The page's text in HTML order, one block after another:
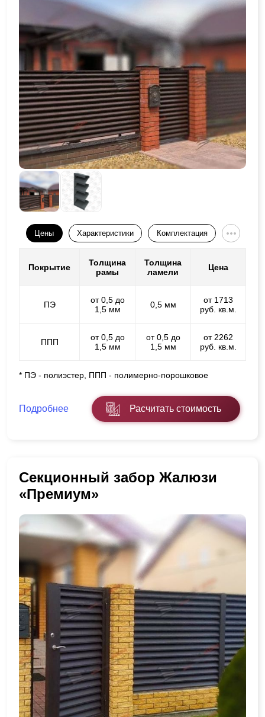
Цены Характеристики Комплектация
Покрытие
Толщина
рамы
Толщина
ламели
Цена
ПЭ
от 0,5 до
1,5 мм
0,5 мм
от 1713
руб. кв.м.
ППП
от 0,5 до
1,5 мм
от 0,5 до
1,5 мм
от 2262
руб. кв.м.
* ПЭ - полиэстер, ППП - полимерно-порошковое
Подробнее Расчитать стоимость
Секционный забор Жалюзи
«Премиум»